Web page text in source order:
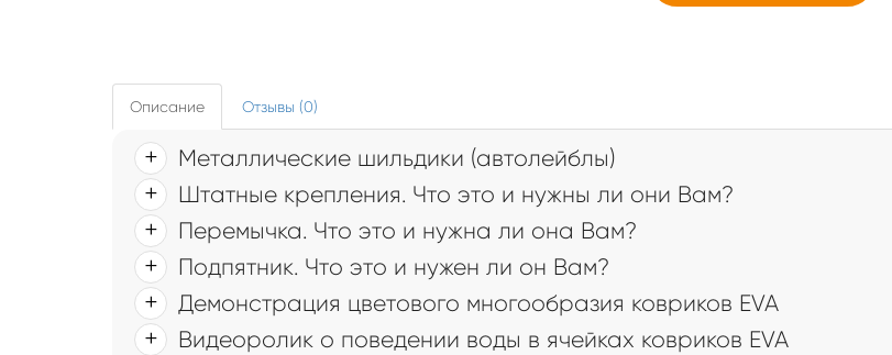
Описание Отзывы (0)
Металлические шильдики (автолейблы)
Штатные крепления. Что это и нужны ли они Вам?
Перемычка. Что это и нужна ли она Вам?
Подпятник. Что это и нужен ли он Вам?
Демонстрация цветового многообразия ковриков EVA
Видеоролик о поведении воды в ячейках ковриков EVA